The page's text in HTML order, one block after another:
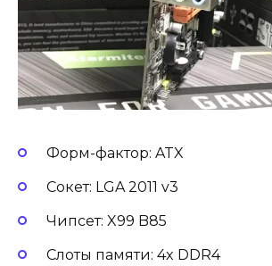
Форм-фактор: ATX
Сокет: LGA 2011 v3
Чипсет: X99 B85
Слоты памяти: 4x DDR4